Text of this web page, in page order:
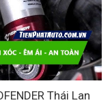
Thái Lan